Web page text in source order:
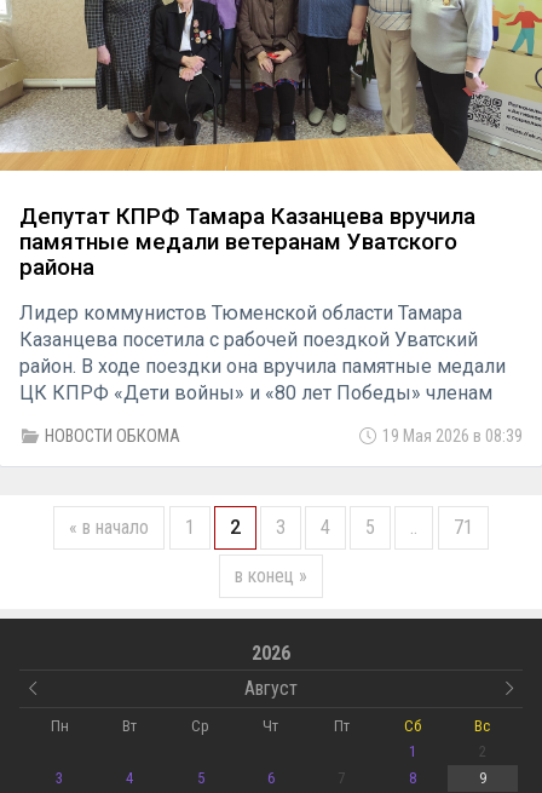
Депутат КПРФ Тамара Казанцева вручила
памятные медали ветеранам Уватского
района
Лидер коммунистов Тюменской области Тамара
Казанцева посетила с рабочей поездкой Уватский
район. В ходе поездки она вручила памятные медали
ЦК КПРФ «Дети войны» и «80 лет Победы» членам
НОВОСТИ ОБКОМА 19 Мая 2026 в 08:39
« в начало 1 2 3 4 5 .. 71
в конец »
2026
Август
Пн Вт Ср Чт Пт Сб
Вс
1
2
3
4 5 6 7 8
9